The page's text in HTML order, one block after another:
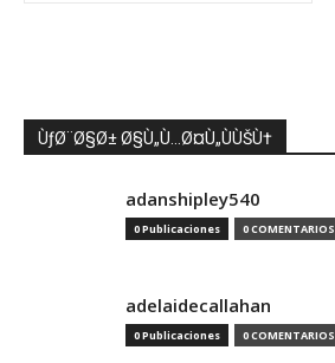
ÙƒØ¨Ø§Ø± Ø§Ù„Ù…Ø¤Ù„ÙÙŠÙ†
adanshipley540
0 Publicaciones 0 COMENTARIOS
adelaidecallahan
0 Publicaciones 0 COMENTARIOS